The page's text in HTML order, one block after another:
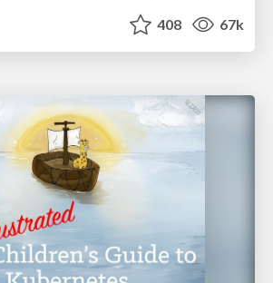
408 67k